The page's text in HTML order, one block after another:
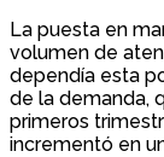
La puesta en
volumen de
dependía esta
de la demanda,
primeros
incrementó en